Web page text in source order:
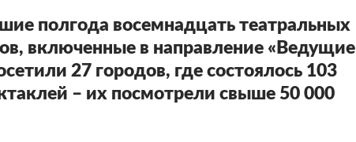
полгода восемнадцать театральных
включенные в направление «Ведущие
27 городов, где состоялось 103
– их посмотрели свыше 50 000